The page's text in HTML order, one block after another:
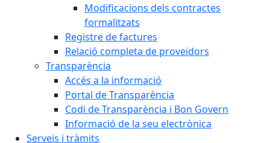
Modificacions dels contractes
formalitzats
Registre de factures
Relació completa de proveïdors
Transparència
Accés a la informació
Portal de Transparència
Codi de Transparència i Bon Govern
Informació de la seu electrònica
Serveis i tràmits